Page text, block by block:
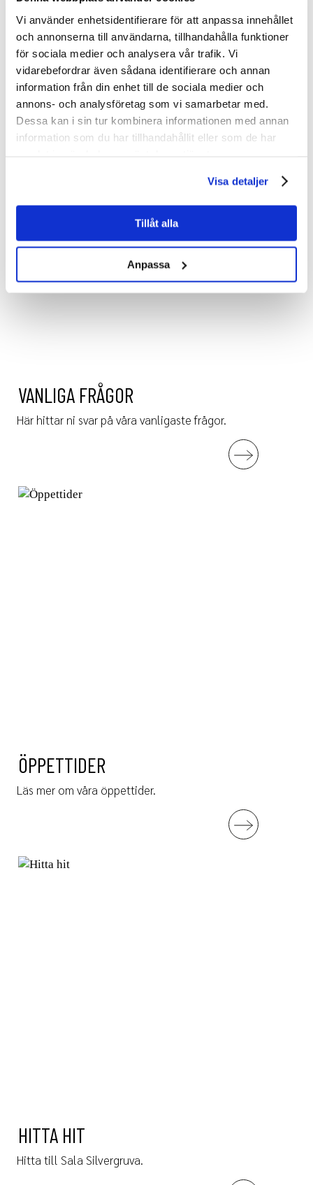
Vi använder enhetsidentifierare för att anpassa innehållet
och annonserna till användarna, tillhandahålla funktioner
för sociala medier och analysera vår trafik. Vi
vidarebefordrar även sådana identifierare och annan
information från din enhet till de sociala medier och
annons- och analysföretag som vi samarbetar med.
Dessa kan i sin tur kombinera informationen med annan
information som du har tillhandahållit eller som de har
Visa detaljer
Tillåt alla
Anpassa
Här finner du praktiskt information och svar på de
flesta av frågorna du har, inför det kommande
gruvbesöket.
VANLIGA FRÅGOR
Här hittar ni svar på våra vanligaste frågor.
ÖPPETTIDER
Läs mer om våra öppettider.
HITTA HIT
Hitta till Sala Silvergruva.